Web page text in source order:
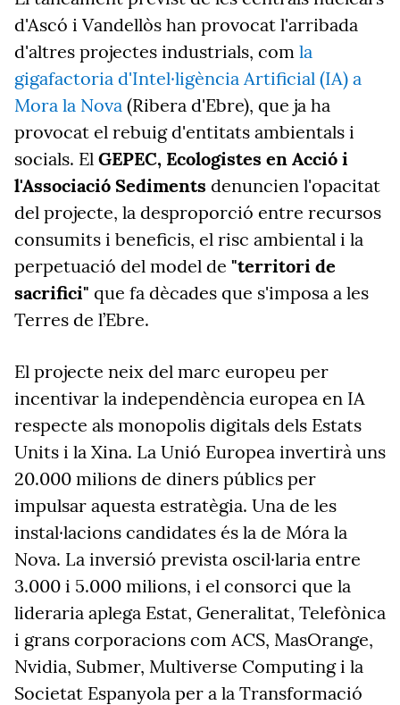
d'Ascó i Vandellòs han provocat l'arribada
d'altres projectes industrials, com la
gigafactoria d'Intel·ligència Artificial (IA) a
Mora la Nova (Ribera d'Ebre), que ja ha
provocat el rebuig d'entitats ambientals i
socials. El GEPEC, Ecologistes en Acció i
l'Associació Sediments denuncien l'opacitat
del projecte, la desproporció entre recursos
consumits i beneficis, el risc ambiental i la
perpetuació del model de "territori de
sacrifici" que fa dècades que s'imposa a les
Terres de l’Ebre.
El projecte neix del marc europeu per
incentivar la independència europea en IA
respecte als monopolis digitals dels Estats
Units i la Xina. La Unió Europea invertirà uns
20.000 milions de diners públics per
impulsar aquesta estratègia. Una de les
instal·lacions candidates és la de Móra la
Nova. La inversió prevista oscil·laria entre
3.000 i 5.000 milions, i el consorci que la
lideraria aplega Estat, Generalitat, Telefònica
i grans corporacions com ACS, MasOrange,
Nvidia, Submer, Multiverse Computing i la
Societat Espanyola per a la Transformació